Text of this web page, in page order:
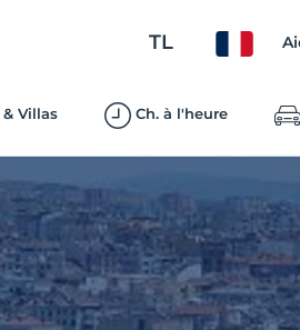
TL
Villas Ch. à l'heure